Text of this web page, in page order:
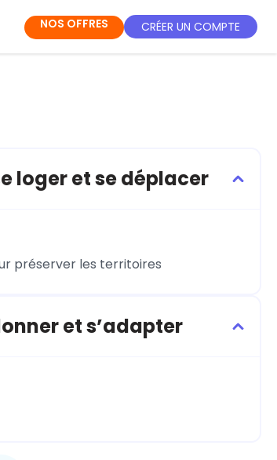
NOS OFFRES CRÉER UN COMPTE
loger et se déplacer
préserver les territoires
et s’adapter